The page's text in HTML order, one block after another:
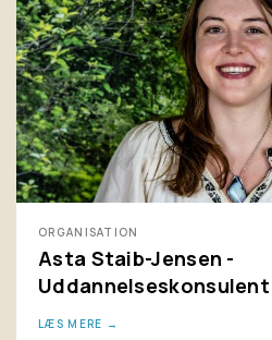
ORGANISATION
Asta Staib-Jensen -
Uddannelseskonsulent
LÆS MERE